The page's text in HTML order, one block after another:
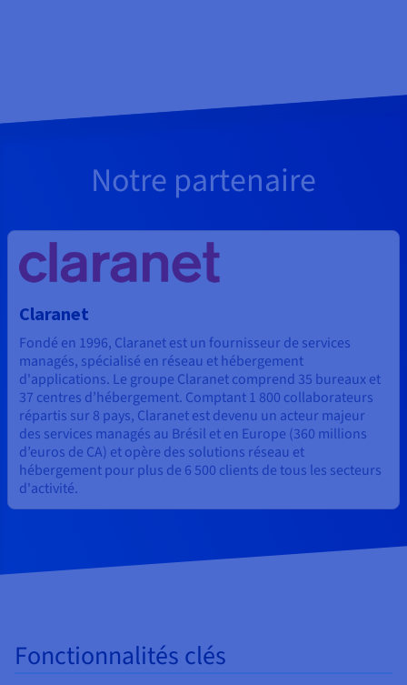
Notre partenaire
Claranet
Fondé en 1996, Claranet est un fournisseur de services
managés, spécialisé en réseau et hébergement
d'applications. Le groupe Claranet comprend 35 bureaux et
37 centres d’hébergement. Comptant 1 800 collaborateurs
répartis sur 8 pays, Claranet est devenu un acteur majeur
des services managés au Brésil et en Europe (360 millions
d’euros de CA) et opère des solutions réseau et
hébergement pour plus de 6 500 clients de tous les secteurs
d'activité.
Fonctionnalités clés